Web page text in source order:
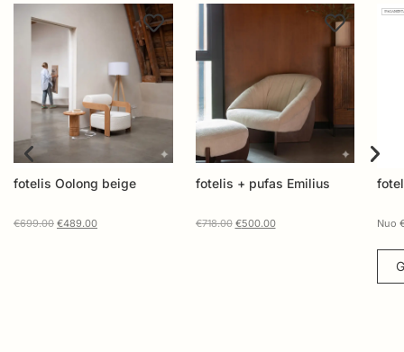
fotelis + pufas Emilius
€718.00 €500.00
fotelis MILDA
Nuo €326.00 Nuo